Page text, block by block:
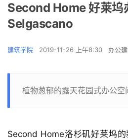
Second Home 好莱坞
Selgascano
建筑学院 2019-11-26 上午8:30 办公
植物葱郁的露天花园式办公空
Second Home洛杉矶好莱坞的